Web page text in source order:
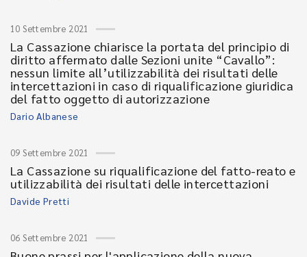
10 Settembre 2021
La Cassazione chiarisce la portata del principio di
diritto affermato dalle Sezioni unite “Cavallo”:
nessun limite all’utilizzabilità dei risultati delle
intercettazioni in caso di riqualificazione giuridica
del fatto oggetto di autorizzazione
Dario Albanese
09 Settembre 2021
La Cassazione su riqualificazione del fatto-reato e
utilizzabilità dei risultati delle intercettazioni
Davide Pretti
06 Settembre 2021